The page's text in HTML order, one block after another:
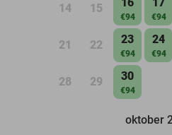
14 15
€94 €94
21 22 23
€94
24
€94
28 29 30
€94
oktober